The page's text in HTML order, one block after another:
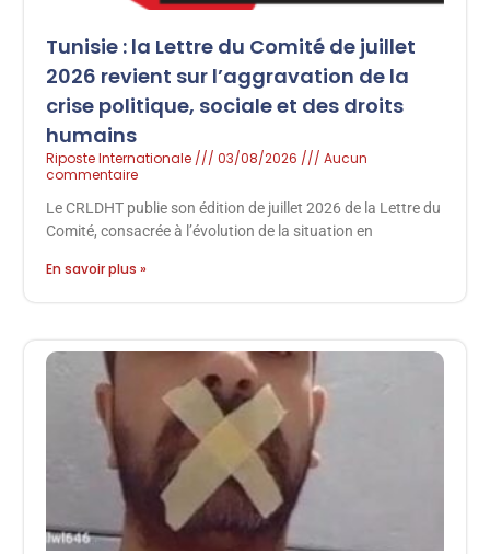
Tunisie : la Lettre du Comité de juillet
2026 revient sur l’aggravation de la
crise politique, sociale et des droits
humains
Riposte Internationale 03/08/2026
Aucun
commentaire
Le CRLDHT publie son édition de juillet 2026 de la Lettre du
Comité, consacrée à l’évolution de la situation en
En savoir plus »